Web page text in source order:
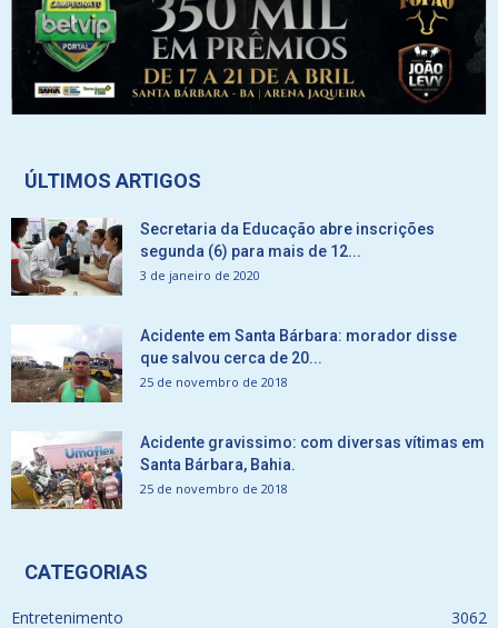
ÚLTIMOS ARTIGOS
Secretaria da Educação abre inscrições
segunda (6) para mais de 12...
3 de janeiro de 2020
Acidente em Santa Bárbara: morador disse
que salvou cerca de 20...
25 de novembro de 2018
Acidente gravissimo: com diversas vítimas em
Santa Bárbara, Bahia.
25 de novembro de 2018
CATEGORIAS
Entretenimento 3062